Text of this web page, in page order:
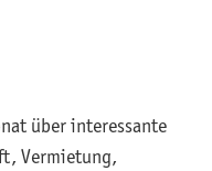
über interessante
Vermietung,